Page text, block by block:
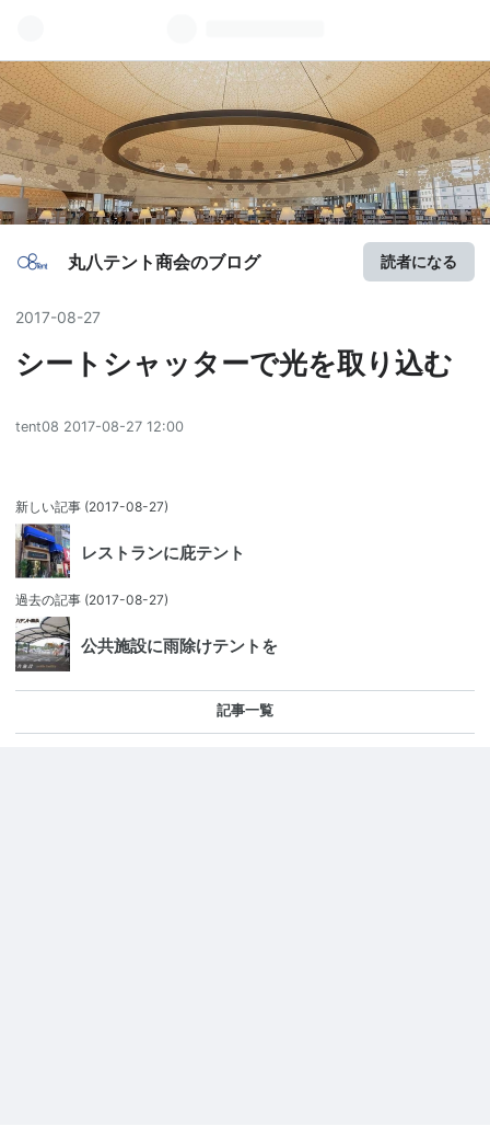
丸八テント商会のブログ 読者になる
2017-08-27
シートシャッターで光を取り込む
tent08 2017-08-27 12:00
新しい記事 (2017-08-27)
レストランに庇テント
過去の記事 (2017-08-27)
公共施設に雨除けテントを
記事一覧